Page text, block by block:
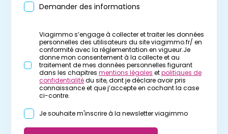
Demander des informations
Viagimmo s’engage à collecter et traiter les données
personnelles des utilisateurs du site viagimmo.fr/ en
conformité avec la réglementation en vigueur.Je
donne mon consentement à la collecte et au
traitement de mes données personnelles figurant
dans les chapitres mentions légales etpolitiques de
confidentialitédu site, dont je déclare avoir pris
connaissance et que j’accepte en cochant la case
ci-contre.
Je souhaite m'inscrire à la newsletter viagimmo